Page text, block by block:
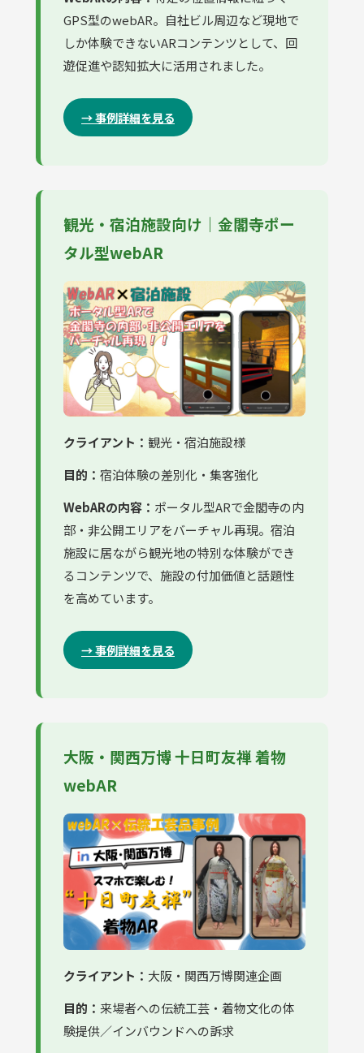
GPS型のwebAR。自社ビル周辺など現地で
しか体験できないARコンテンツとして、回
遊促進や認知拡大に活用されました。
→ 事例詳細を見る
観光・宿泊施設向け｜金閣寺ポー
タル型webAR
クライアント： 観光・宿泊施設様
目的： 宿泊体験の差別化・集客強化
WebARの内容： ポータル型ARで金閣寺の内
部・非公開エリアをバーチャル再現。宿泊
施設に居ながら観光地の特別な体験ができ
るコンテンツで、施設の付加価値と話題性
を高めています。
→ 事例詳細を見る
大阪・関西万博 十日町友禅 着物
webAR
クライアント： 大阪・関西万博関連企画
目的： 来場者への伝統工芸・着物文化の体
験提供／インバウンドへの訴求